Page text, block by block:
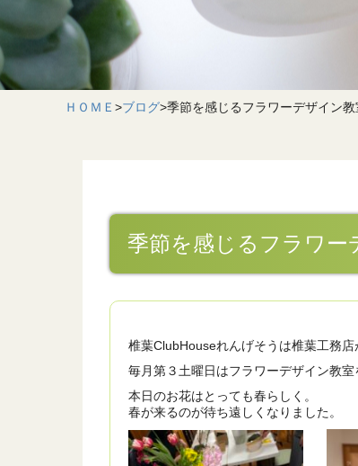
ＨＯＭＥ >ブログ>季節を感じるフラワーデザイン教
季節を感じるフラワー
椎葉ClubHouseれんげそうは椎葉工務
毎月第３土曜日はフラワーデザイン教室
本日のお花はとっても春らしく。
春が来るのが待ち遠しくなりました。